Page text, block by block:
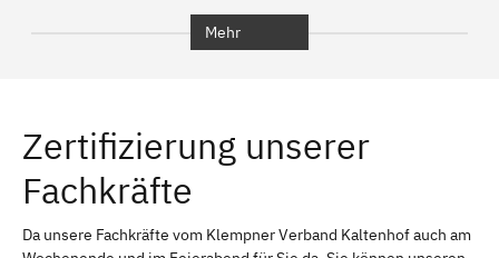
Erlangen Bamberg
Bayreuth
Mehr
Zertifizierung unserer
Fachkräfte
Da unsere Fachkräfte vom Klempner Verband Kaltenhof auch am